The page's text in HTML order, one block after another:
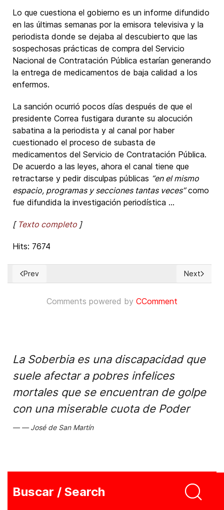
Lo que cuestiona el gobierno es un informe difundido
en las últimas semanas por la emisora televisiva y la
periodista donde se dejaba al descubierto que las
sospechosas prácticas de compra del Servicio
Nacional de Contratación Pública estarían generando
la entrega de medicamentos de baja calidad a los
enfermos.
La sanción ocurrió pocos días después de que el
presidente Correa fustigara durante su alocución
sabatina a la periodista y al canal por haber
cuestionado el proceso de subasta de
medicamentos del Servicio de Contratación Pública.
De acuerdo a las leyes, ahora el canal tiene que
retractarse y pedir disculpas públicas “en el mismo
espacio, programas y secciones tantas veces”como
fue difundida la investigación periodística ...
[ Texto completo ]
Hits: 7674
Previous article: Nulidad e inefectividad de fallos que violan
Prev Next
Next
Comments powered by CComment
La Soberbia es una discapacidad que
suele afectar a pobres infelices
mortales que se encuentran de golpe
con una miserable cuota de Poder
José de San Martín
Buscar / Search